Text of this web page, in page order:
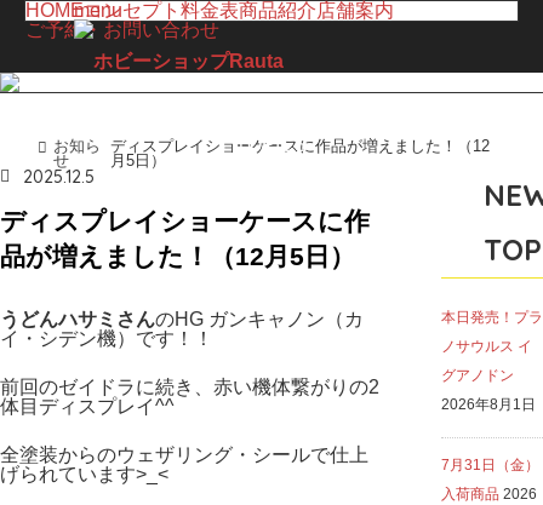
menu
HOMEコンセプト 料金表商品紹介店舗案内
ご予約・お問い合わせ
TOPICS
ホーム
お知ら
せ
ディスプレイショーケースに作品が増えました！（12
月5日）
2025.12.5
ディスプレイショーケースに作
品が増えました！（12月5日）
うどんハサミさんのHG ガンキャノン（カ
イ・シデン機）です！！
前回のゼイドラに続き、赤い機体繋がりの2
体目ディスプレイ^^
全塗装からのウェザリング・シールで仕上
げられています>_<
本日発売！プラ
ノサウルス イ
グアノドン
2026年8月1日
7月31日（金）
入荷商品 2026